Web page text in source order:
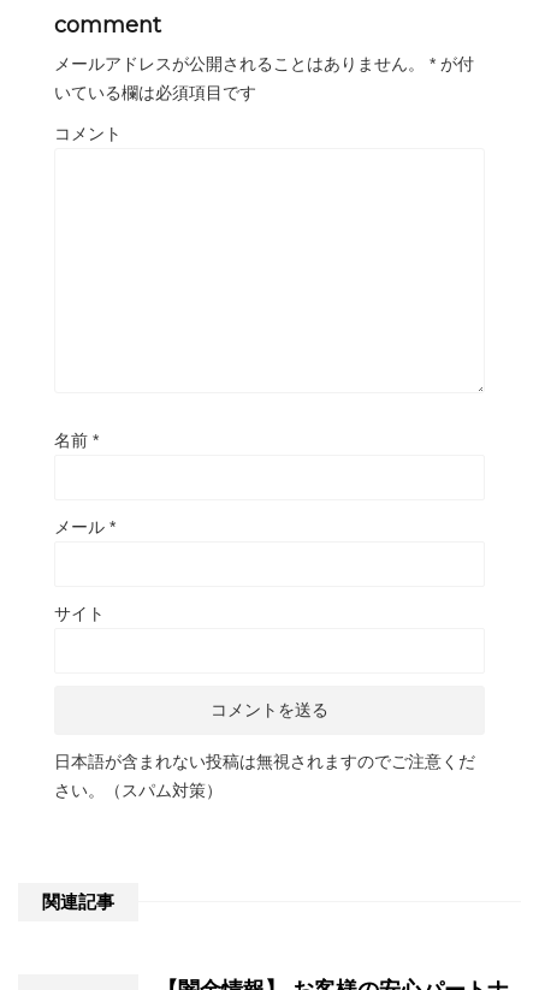
comment
メールアドレスが公開されることはありません。 * が付
いている欄は必須項目です
コメント
名前 *
メール *
サイト
日本語が含まれない投稿は無視されますのでご注意くだ
さい。（スパム対策）
関連記事